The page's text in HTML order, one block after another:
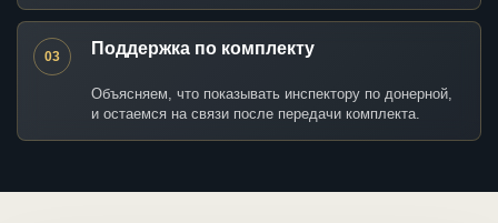
03 Поддержка по комплекту
Объясняем, что показывать инспектору по донерной,
и остаемся на связи после передачи комплекта.